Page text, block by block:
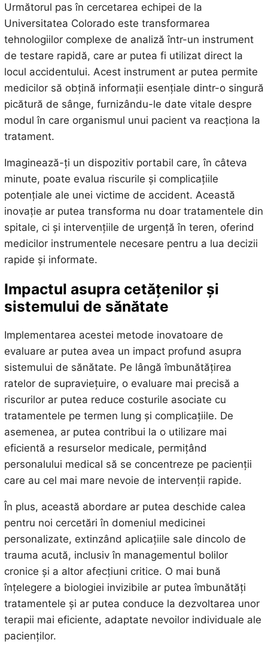
Următorul pas în cercetarea echipei de la
Universitatea Colorado este transformarea
tehnologiilor complexe de analiză într-un instrument
de testare rapidă, care ar putea fi utilizat direct la
locul accidentului. Acest instrument ar putea permite
medicilor să obțină informații esențiale dintr-o singură
picătură de sânge, furnizându-le date vitale despre
modul în care organismul unui pacient va reacționa la
tratament.
Imaginează-ți un dispozitiv portabil care, în câteva
minute, poate evalua riscurile și complicațiile
potențiale ale unei victime de accident. Această
inovație ar putea transforma nu doar tratamentele din
spitale, ci și intervențiile de urgență în teren, oferind
medicilor instrumentele necesare pentru a lua decizii
rapide și informate.
Impactul asupra cetățenilor și
sistemului de sănătate
Implementarea acestei metode inovatoare de
evaluare ar putea avea un impact profund asupra
sistemului de sănătate. Pe lângă îmbunătățirea
ratelor de supraviețuire, o evaluare mai precisă a
riscurilor ar putea reduce costurile asociate cu
tratamentele pe termen lung și complicațiile. De
asemenea, ar putea contribui la o utilizare mai
eficientă a resurselor medicale, permițând
personalului medical să se concentreze pe pacienții
care au cel mai mare nevoie de intervenții rapide.
În plus, această abordare ar putea deschide calea
pentru noi cercetări în domeniul medicinei
personalizate, extinzând aplicațiile sale dincolo de
trauma acută, inclusiv în managementul bolilor
cronice și a altor afecțiuni critice. O mai bună
înțelegere a biologiei invizibile ar putea îmbunătăți
tratamentele și ar putea conduce la dezvoltarea unor
terapii mai eficiente, adaptate nevoilor individuale ale
pacienților.